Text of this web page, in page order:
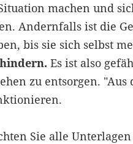
machen und
Andernfalls ist die
bis sie sich selbst
Es ist also
zu entsorgen. "Aus
Sie alle